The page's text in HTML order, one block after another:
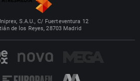
S.A.U., C/ Fuerteventura 12
de los Reyes, 28703 Madrid